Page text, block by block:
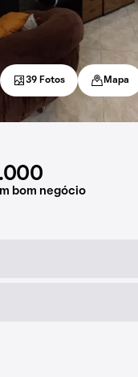
bom negócio
39 Fotos Mapa